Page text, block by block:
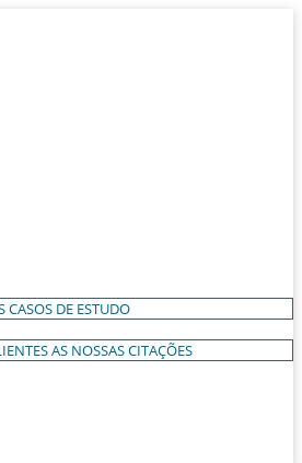
CASOS DE ESTUDO
AS NOSSAS CITAÇÕES